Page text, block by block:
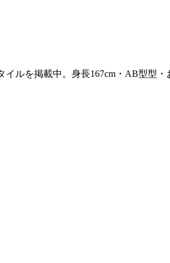
ルを掲載中。身長167cm・AB型型